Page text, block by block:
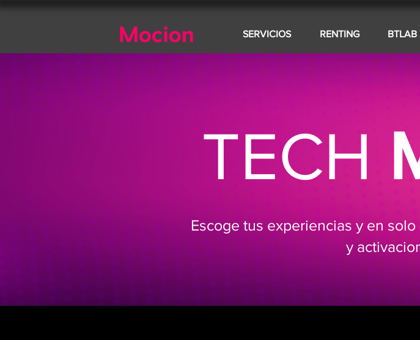
SERVICIOS RENTING BTLAB
TECH
Escoge tus experiencias y en
y